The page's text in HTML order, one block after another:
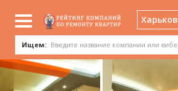
Харьков
Ищем: